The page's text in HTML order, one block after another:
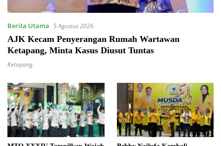
Berita Utama 5 Agustus 2026
AJK Kecam Penyerangan Rumah Wartawan
Ketapang, Minta Kasus Diusut Tuntas
Ketapang